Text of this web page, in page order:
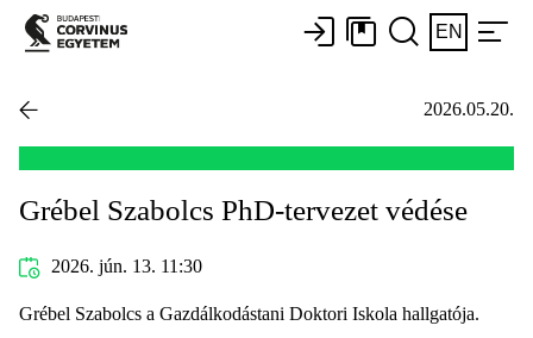
EN
2026.05.20.
Grébel Szabolcs PhD-tervezet védése
2026. jún. 13. 11:30
Grébel Szabolcs a Gazdálkodástani Doktori Iskola hallgatója.